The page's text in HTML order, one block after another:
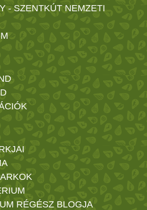
- SZENTKÚT NEMZETI
RÉGÉSZ BLOGJA